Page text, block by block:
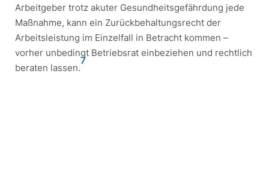
Arbeitgeber trotz akuter Gesundheitsgefährdung jede
Maßnahme, kann ein Zurückbehaltungsrecht der
Arbeitsleistung im Einzelfall in Betracht kommen –
vorher unbedingt Betriebsrat einbeziehen und rechtlich
beraten lassen.
7